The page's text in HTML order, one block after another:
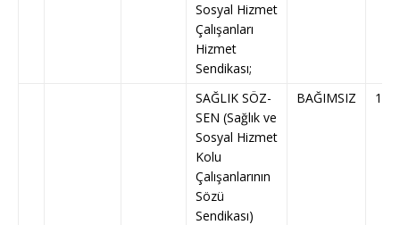
Sosyal Hizmet
Çalışanları
Hizmet
Sendikası;
SAĞLIK SÖZ-
SEN (Sağlık ve
Sosyal Hizmet
Kolu
Çalışanlarının
Sözü
Sendikası)
BAĞIMSIZ 159